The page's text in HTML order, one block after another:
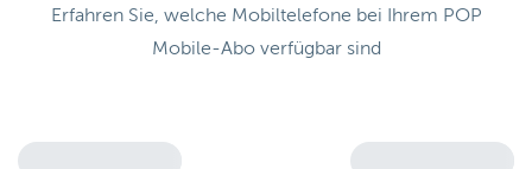
Erfahren Sie, welche Mobiltelefone bei Ihrem POP
Mobile-Abo verfügbar sind